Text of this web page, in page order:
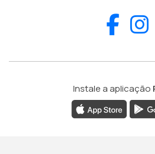
Instale a aplicação